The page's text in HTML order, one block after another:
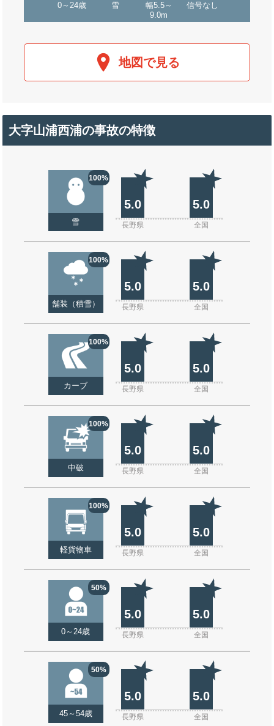
0～24歳 雪
幅5.5～
9.0m
信号なし
地図で見る
大字山浦西浦の事故の特徴
100%
雪
5.0 5.0
長野県 全国
100%
舗装（積雪）
5.0 5.0
長野県 全国
100%
カーブ
5.0 5.0
長野県 全国
100%
中破
5.0 5.0
長野県 全国
100%
軽貨物車
5.0 5.0
長野県 全国
50%
0～24歳
5.0 5.0
長野県 全国
50%
45～54歳
5.0 5.0
長野県 全国